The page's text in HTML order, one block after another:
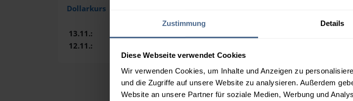
Zustimmung Details
Diese Webseite verwendet Cookies
Wir verwenden Cookies, um Inhalte und Anzeigen zu
und die Zugriffe auf unsere Website zu analysieren. Außerdem
Website an unsere Partner für soziale Medien, Werbung und
Dollarkurs
13.11.:
12.11.:
unter Druck, obwohl die
Outlook 2025" die
Bearish, also preisdrückend
natürlich mit "harten"
überversorgten Markt
deutlichen Angebotsüberhang.
Markt durchaus Wirkung